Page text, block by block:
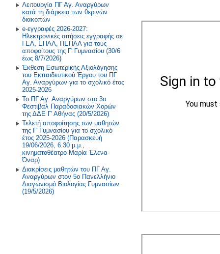
2016-2017
2015-2016
2014-2015
Παλαιότερη Έτη
Λειτουργία ΠΓ Αγ. Αναργύρων
κατά τη διάρκεια των θερινών
διακοπών
e-εγγραφές 2026-2027:
Ηλεκτρονικές αιτήσεις εγγραφής σε
ΓΕΛ, ΕΠΑΛ, ΠΕΠΑΛ για τους
αποφοίτους της Γ' Γυμνασίου (30/6
έως 8/7/2026)
Έκθεση Εσωτερικής Αξιολόγησης
του Εκπαιδευτικού Έργου του ΠΓ
Αγ. Αναργύρων για το σχολικό έτος
2025-2026
Το ΠΓ Αγ. Αναργύρων στο 3ο
Φεστιβάλ Παραδοσιακών Χορών
της ΔΔΕ Γ' Αθήνας (20/5/2026)
Τελετή αποφοίτησης των μαθητών
της Γ' Γυμνασίου για το σχολικό
έτος 2025-2026 (Παρασκευή
19/06/2026, 6.30 μ.μ.,
κινηματοθέατρο Μαρία Έλενα-
Όναρ)
Διακρίσεις μαθητών του ΠΓ Αγ.
Αναργύρων στον 5ο Πανελλήνιο
Διαγωνισμό Βιολογίας Γυμνασίων
(19/5/2026)